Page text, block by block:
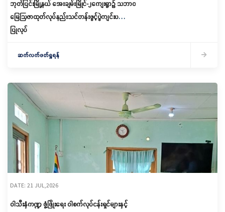
ဘုတ်ပြင်းမြို့နယ် အေးချမ်းမြိုင်-၂ကျေးရွာ၌ သဘာဝ
မြေဩဇာထုတ်လုပ်နည်းသင်တန်းဖွင့်ပွဲကျင်းပ
ပြုလုပ်
ဆက်လက်ဖတ်ရှုရန်
DATE: 21 JUL,2026
ဝါသီးနှံကဏ္ဍ ဖွံ့ဖြိုးရေး ဝါစက်လုပ်ငန်းရှင်များနှင့်